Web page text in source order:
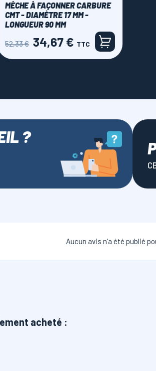
MÈCHE À FAÇONNER CARBURE
CMT - DIAMÈTRE 17 MM -
LONGUEUR 90 MM
Prix
base
52,33 € Prix
34,67 € TTC
?
Aucun avis n'a été publié
acheté :